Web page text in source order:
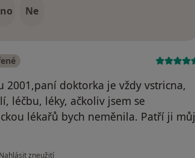
Ne
2001,paní doktorka je vždy vstricna,
léčbu, léky, ačkoliv jsem se
lékařů bych neměnila. Patří ji můj
podle názoru uživatele Trachtova Jaroslava
Nahlásit zneužití